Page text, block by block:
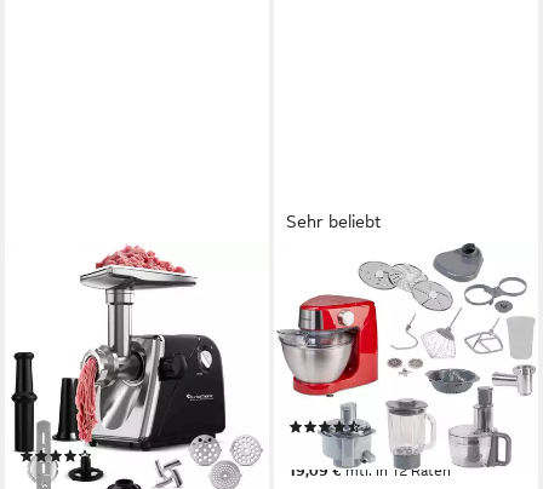
TURBOTRONIC BY Z-LINE
Fleischwolf 2000 W
mit Spritzgebäckvorsatz Mett
2000 W Leistung
elektrisch Betriebsart
rostfreiem Stahl
Material Messer
(30)
54,99 € UVP99,99 €
Sehr beliebt
KENWOOD
Küchenmaschine Prospero+
KHC29.P0RD
1000 W
Leistung
4,3 l Kapazität
6 Leistungsstufen
(2303)
209,00 € UVP445,00 €
19,09 €mtl. in 12 Raten